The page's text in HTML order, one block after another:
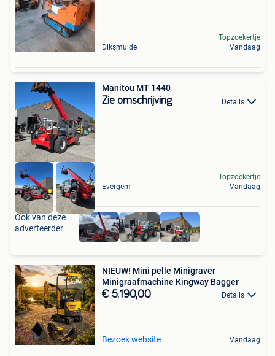
Diksmuide
Topzoekertje
Vandaag
Manitou MT 1440
Zie omschrijving Details
Evergem
Topzoekertje
Vandaag
Ook van deze
adverteerder
NIEUW! Mini pelle Minigraver
Minigraafmachine Kingway Bagger
€ 5.190,00 Details
Bezoek website Vandaag